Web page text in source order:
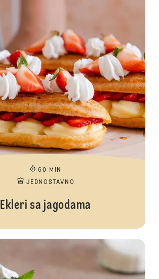
60 MIN
JEDNOSTAVNO
Ekleri sa jagodama